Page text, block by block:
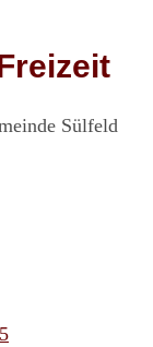
Sülfeld